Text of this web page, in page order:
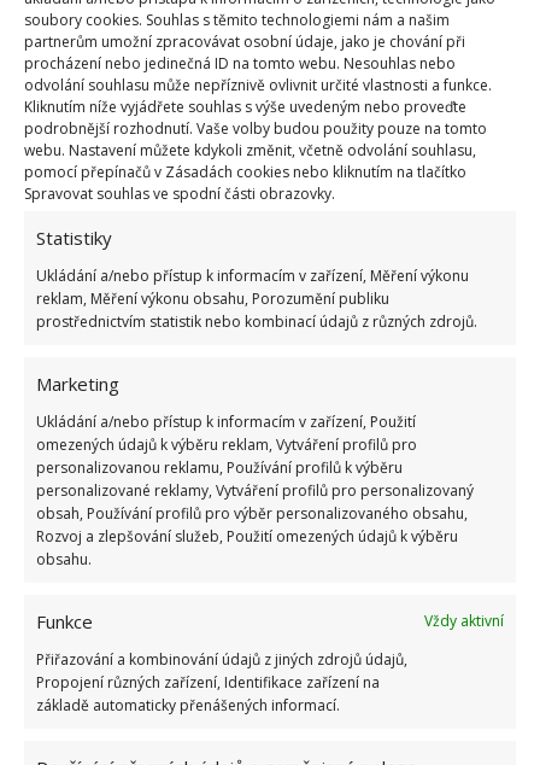
soubory cookies. Souhlas s těmito technologiemi nám a našim
partnerům umožní zpracovávat osobní údaje, jako je chování při
procházení nebo jedinečná ID na tomto webu. Nesouhlas nebo
odvolání souhlasu může nepříznivě ovlivnit určité vlastnosti a funkce.
Kliknutím níže vyjádřete souhlas s výše uvedeným nebo proveďte
podrobnější rozhodnutí. Vaše volby budou použity pouze na tomto
webu. Nastavení můžete kdykoli změnit, včetně odvolání souhlasu,
pomocí přepínačů v Zásadách cookies nebo kliknutím na tlačítko
Spravovat souhlas ve spodní části obrazovky.
Statistiky
Ukládání a/nebo přístup k informacím v zařízení, Měření výkonu
reklam, Měření výkonu obsahu, Porozumění publiku
prostřednictvím statistik nebo kombinací údajů z různých zdrojů.
Marketing
Ukládání a/nebo přístup k informacím v zařízení, Použití
omezených údajů k výběru reklam, Vytváření profilů pro
personalizovanou reklamu, Používání profilů k výběru
personalizované reklamy, Vytváření profilů pro personalizovaný
obsah, Používání profilů pro výběr personalizovaného obsahu,
Rozvoj a zlepšování služeb, Použití omezených údajů k výběru
obsahu.
Funkce
Vždy aktivní
Přiřazování a kombinování údajů z jiných zdrojů údajů,
Propojení různých zařízení, Identifikace zařízení na
základě automaticky přenášených informací.
Retro kvíz o oblíbených autech v dobách
socialismu: Tehdejší řidiči musí získat 10 z 10
bodů
6.5.2026
ŽHAVÉ NOVINKY
Pokojové rostliny pro začátečníky, které jsou
nenáročné a něco vydrží
7.8.2026
způsoby, jak její měkkost promění váš úklid